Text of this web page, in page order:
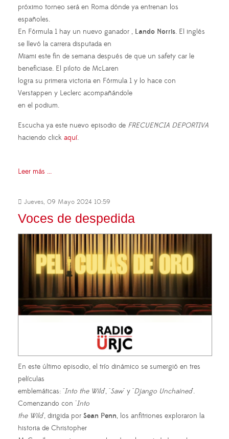
próximo torneo será en Roma dónde ya entrenan los
españoles.
En Fórmula 1 hay un nuevo ganador , Lando Norris. El inglés
se llevó la carrera disputada en
Miami este fin de semana después de que un safety car le
beneficiase. El piloto de McLaren
logra su primera victoria en Fórmula 1 y lo hace con
Verstappen y Leclerc acompañándole
en el podium.
Escucha ya este nuevo episodio de FRECUENCIA DEPORTIVA
haciendo click aquí.
Leer más ...
Jueves, 09 Mayo 2024 10:59
Voces de despedida
En este último episodio, el trío dinámico se sumergió en tres
películas
emblemáticas: "Into the Wild", "Saw" y "Django Unchained".
Comenzando con "Into
the Wild", dirigida por Sean Penn, los anfitriones exploraron la
historia de Christopher